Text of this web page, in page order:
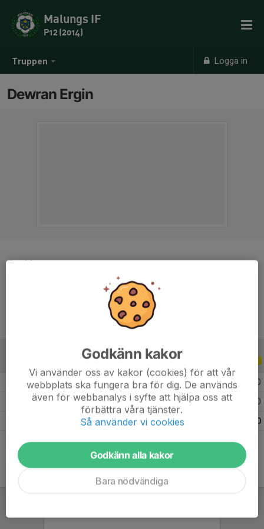
Truppen Logga in
Malungs IF
P12 (2014)
Dewran Ergin
Position
-
11 år
ALLA ÅR
2026 1 0 0 0
6 0 0
0
Godkänn kakor
Vi använder oss av kakor (cookies) för att vår
webbplats ska fungera bra för dig. De används
även för webbanalys i syfte att hjälpa oss att
förbättra våra tjänster.
Så använder vi cookies
Godkänn alla kakor
Bara nödvändiga